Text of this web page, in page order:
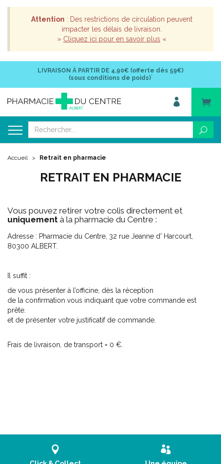
Attention : Des restrictions de circulation peuvent
impacter les délais de livraison.
» Cliquez ici pour en savoir plus «
LIVRAISON À PARTIR DE 4,90€ (offerte dès 59€)
(sous conditions de poids)*
Accueil Retrait en pharmacie
RETRAIT EN PHARMACIE
Vous pouvez retirer votre colis directement et
uniquement à la pharmacie du Centre :
Adresse : Pharmacie du Centre, 32 rue Jeanne d' Harcourt,
80300 ALBERT.
Il suffit :
de vous présenter à l’officine, dès la réception
de la confirmation vous indiquant que votre commande est
prête.
et de présenter votre justificatif de commande.
Frais de livraison, de transport = 0 €.